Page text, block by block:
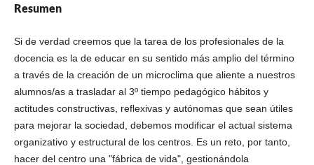
Resumen
Si de verdad creemos que la tarea de los profesionales de la
docencia es la de educar en su sentido más amplio del término
a través de la creación de un microclima que aliente a nuestros
alumnos/as a trasladar al 3º tiempo pedagógico hábitos y
actitudes constructivas, reflexivas y autónomas que sean útiles
para mejorar la sociedad, debemos modificar el actual sistema
organizativo y estructural de los centros. Es un reto, por tanto,
hacer del centro una "fábrica de vida", gestionándola